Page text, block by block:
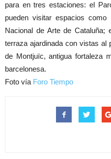
para en tres estaciones: el
pueden visitar espacios
Nacional de Arte de Cataluña;
terraza ajardinada con vistas al
de Montjuïc, antigua fortaleza
barcelonesa.
Foto vía Foro Tiempo